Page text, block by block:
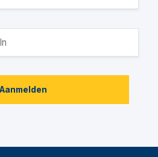
Aanmelden